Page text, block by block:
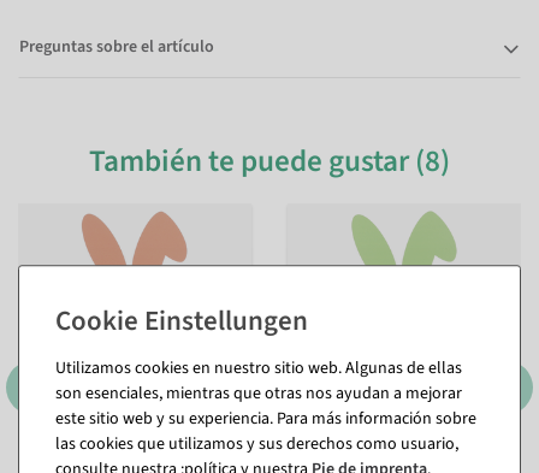
Preguntas sobre el artículo
También te puede gustar (8)
Silueta de conejito de 30 Silueta de conejito de 50
Utilizamos cookies en nuestro sitio web. Algunas de ellas
son esenciales, mientras que otras nos ayudan a mejorar
este sitio web y su experiencia. Para más información sobre
las cookies que utilizamos y sus derechos como usuario,